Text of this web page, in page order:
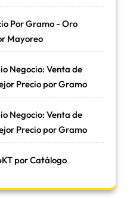
Por Gramo - Oro
Mayoreo
Negocio: Venta de
Precio por Gramo
Negocio: Venta de
Precio por Gramo
por Catálogo